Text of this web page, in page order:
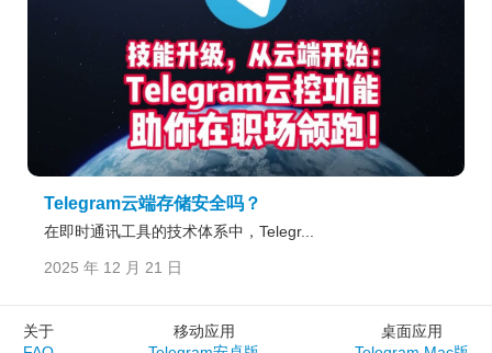
Telegram云端存储安全吗？
在即时通讯工具的技术体系中，Telegr...
2025 年 12 月 21 日
关于
移动应用
桌面应用